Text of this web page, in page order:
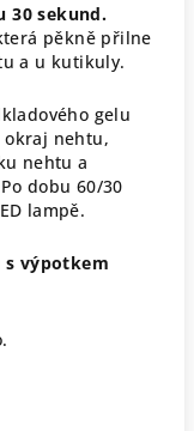
30 sekund.
pěkně přilne
a u kutikuly.
gelu
okraj nehtu,
nehtu a
dobu 60/30
lampě.
s výpotkem